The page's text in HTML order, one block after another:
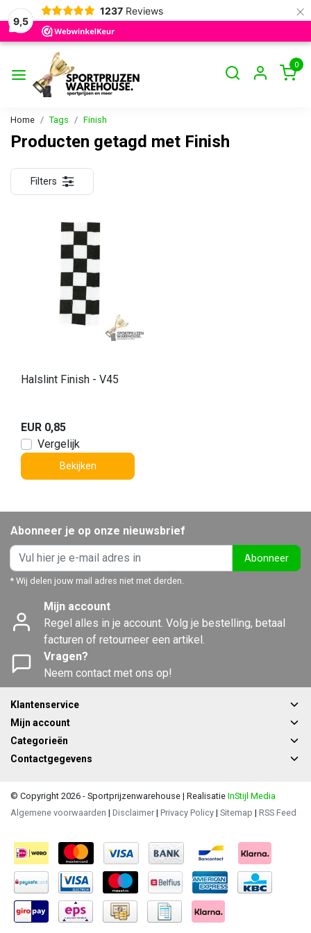
9,5
1237 Reviews ×
0
Home Tags Finish
Producten getagd met Finish
Filters
Halslint Finish - V45
EUR 0,85
Vergelijk
Bekijken
Abonneer je op onze nieuwsbrief
Abonneer
* Wij delen jouw mail adres niet met derden.
Mijn account
Regel alles in je account. Volg je bestelling, betaal
facturen of retourneer een artikel.
Vragen?
Neem contact met ons op!
Klantenservice
Mijn account
Categorieën
Contactgegevens
© Copyright 2026 - Sportprijzenwarehouse | Realisatie InStijl Media
Algemene voorwaarden | Disclaimer | Privacy Policy | Sitemap | RSS Feed